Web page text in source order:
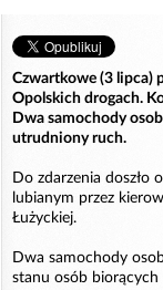
Czwartkowe (3 lipca)
Opolskich drogach.
Dwa samochody
utrudniony ruch.
Do zdarzenia doszło
lubianym przez
Łużyckiej.
Dwa samochody
stanu osób biorących